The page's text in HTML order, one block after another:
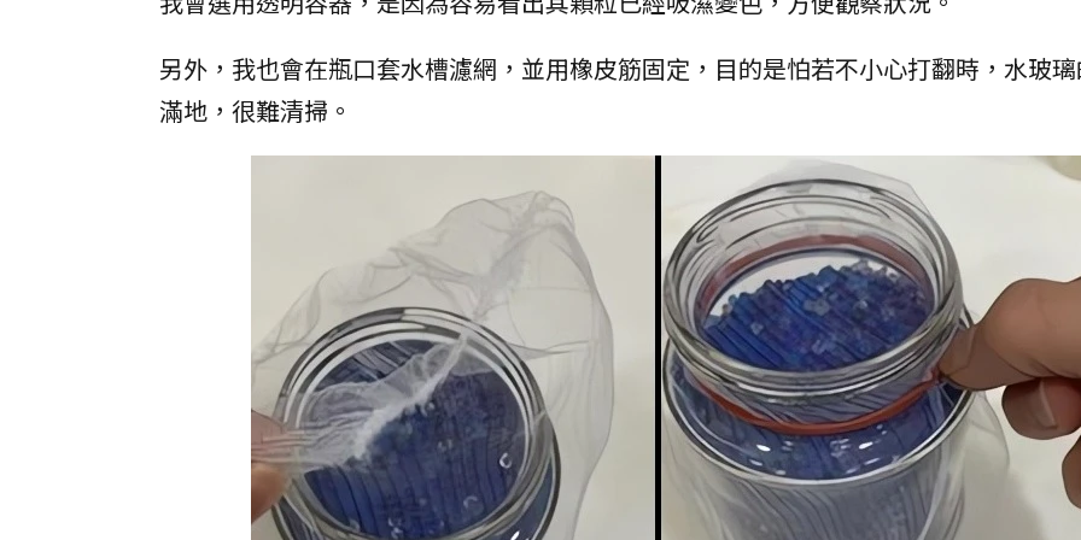
另外，我也會在瓶口套水槽濾網，並用橡皮筋固定，目的是怕若不小心打翻時，水玻
滿地，很難清掃。